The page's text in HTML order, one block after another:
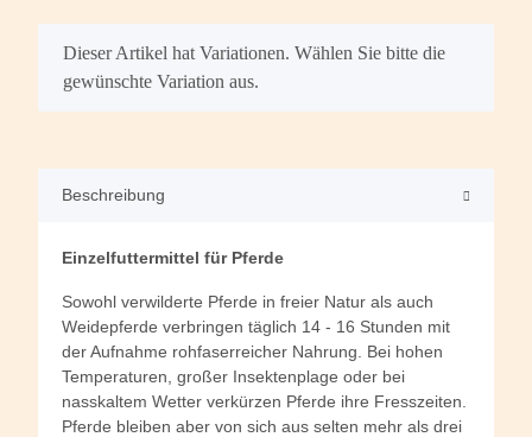
x
Dieser Artikel hat Variationen. Wählen Sie bitte die
gewünschte Variation aus.
Beschreibung
Einzelfuttermittel für Pferde
Sowohl verwilderte Pferde in freier Natur als auch
Weidepferde verbringen täglich 14 - 16 Stunden mit
der Aufnahme rohfaserreicher Nahrung. Bei hohen
Temperaturen, großer Insektenplage oder bei
nasskaltem Wetter verkürzen Pferde ihre Fresszeiten.
Pferde bleiben aber von sich aus selten mehr als drei